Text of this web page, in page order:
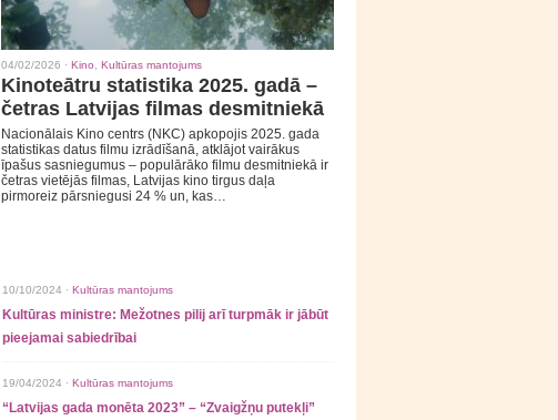
04/02/2026 · Kino Kultūras mantojums
Kinoteātru statistika 2025. gadā –
četras Latvijas filmas desmitniekā
Nacionālais Kino centrs (NKC) apkopojis 2025. gada
statistikas datus filmu izrādīšanā, atklājot vairākus
īpašus sasniegumus – populārāko filmu desmitniekā ir
četras vietējās filmas, Latvijas kino tirgus daļa
pirmoreiz pārsniegusi 24 % un, kas…
10/10/2024 · Kultūras mantojums
Kultūras ministre: Mežotnes pilij arī turpmāk ir jābūt
pieejamai sabiedrībai
19/04/2024 · Kultūras mantojums
“Latvijas gada monēta 2023” – “Zvaigžņu putekļi”